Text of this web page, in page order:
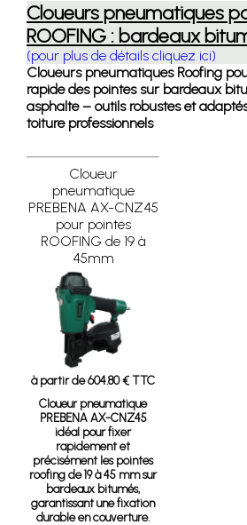
Cloueurs pneumatiques
ROOFING : bardeaux
(pour plus de détails cliquez ici)
Cloueurs pneumatiques Roofing
rapide des pointes sur bardeaux
asphalte – outils robustes et
toiture professionnels
Cloueur
pneumatique
PREBENA AX-CNZ45
pour pointes
ROOFING de 19 à
45mm
à partir de 604.80 € TTC
Cloueur pneumatique
PREBENA AX-CNZ45
idéal pour fixer
rapidement et
précisément les pointes
roofing de 19 à 45 mm sur
bardeaux bitumés,
garantissant une fixation
durable en couverture.